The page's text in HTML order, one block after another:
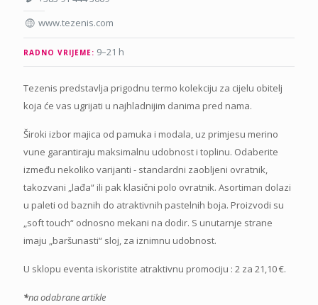
www.tezenis.com
RADNO VRIJEME: 9–21 h
Tezenis predstavlja prigodnu termo kolekciju za cijelu obitelj
koja će vas ugrijati u najhladnijim danima pred nama.
Široki izbor majica od pamuka i modala, uz primjesu merino
vune garantiraju maksimalnu udobnost i toplinu. Odaberite
između nekoliko varijanti - standardni zaobljeni ovratnik,
takozvani „lađa“ ili pak klasični polo ovratnik. Asortiman dolazi
u paleti od baznih do atraktivnih pastelnih boja. Proizvodi su
„soft touch“ odnosno mekani na dodir. S unutarnje strane
imaju „baršunasti“ sloj, za iznimnu udobnost.
U sklopu eventa iskoristite atraktivnu promociju : 2 za 21,10 €.
*na odabrane artikle